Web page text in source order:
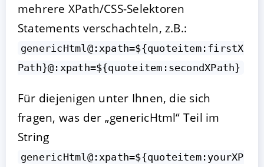
mehrere XPath/CSS-Selektoren
Statements verschachteln, z.B.:
genericHtml@:xpath=${quoteitem:firstX
Path}@:xpath=${quoteitem:secondXPath}
Für diejenigen unter Ihnen, die sich
fragen, was der „genericHtml“ Teil im
String
genericHtml@:xpath=${quoteitem:yourXP